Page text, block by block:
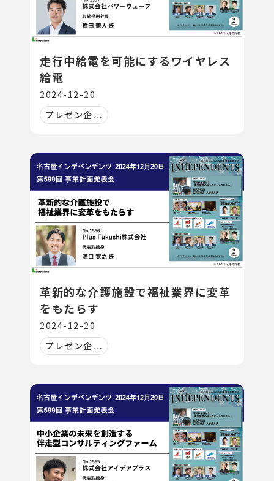
走行中給電を可能にするワイヤレス
給電
2024-12-20
プレゼン企...
革新的な介護施設で福祉業界に変革
をもたらす
2024-12-20
プレゼン企...